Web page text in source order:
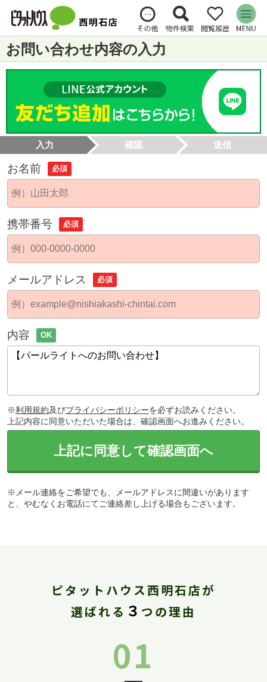
お問い合わせ内容の入力
入力 確認 送信
お名前 必須
携帯番号 必須
メールアドレス 必須
内容 OK
※利用規約及びプライバシーポリシーを必ずお読みください。
上記内容に同意いただいた場合は、確認画面へお進みください。
上記に同意して確認画面へ
※メール連絡をご希望でも、メールアドレスに間違いがあります
と、やむなくお電話にてご連絡差し上げる場合もございます。
ピタットハウス西明石店が
選ばれる ３ つの理由
01